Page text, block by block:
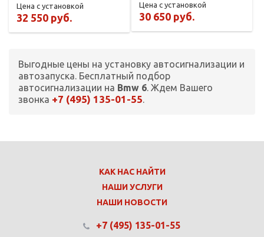
Цена с установкой
32 550 руб.
Цена с установкой
30 650 руб.
Выгодные цены на установку автосигнализации и
автозапуска. Бесплатный подбор
автосигнализации на Bmw 6. Ждем Вашего
звонка +7 (495) 135-01-55.
КАК НАС НАЙТИ
НАШИ УСЛУГИ
НАШИ НОВОСТИ
+7 (495) 135-01-55